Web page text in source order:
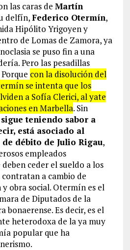
las caras de Martín
delfín,Federico Otermín,
Hipólito Yrigoyen y
de Lomas de Zamora, ya
se puso fin a una
Pero las pesadillas
con la disolución del
se intenta que los
a Sofía Clerici, al yate
en Marbella. Sin
teniendo sabor a
está asociado al
débito de Julio Rigau,
empleados
ceder el sueldo a los
a cambio de
obra social. Otermín es el
de Diputados de la
bonaerense. Es decir, es el
heterodoxa de la ya muy
popular que ha